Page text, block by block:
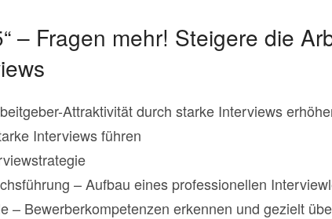
– Fragen mehr! Steigere die
Attraktivität durch starke Interviews
Interviews führen
– Aufbau eines professionellen
– Bewerberkompetenzen erkennen und gezielt